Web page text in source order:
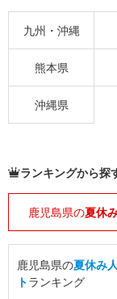
九州・沖縄
熊本県
沖縄県
ランキングから探
鹿児島県の夏休
鹿児島県の夏休み
トランキング